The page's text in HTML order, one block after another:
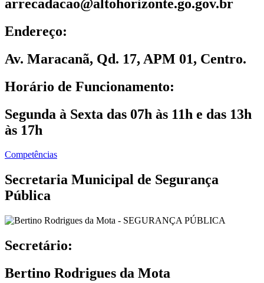
arrecadacao@altohorizonte.go.gov.br
Endereço:
Av. Maracanã, Qd. 17, APM 01, Centro.
Horário de Funcionamento:
Segunda à Sexta das 07h às 11h e das 13h
às 17h
Competências
Secretaria Municipal de Segurança
Pública
Secretário:
Bertino Rodrigues da Mota